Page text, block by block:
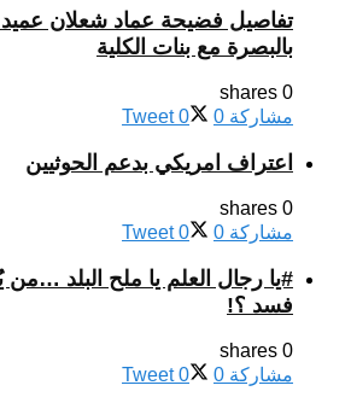
تفاصيل فضيحة عماد شعلان
بالبصرة مع بنات الكلية
0 shares
مشاركة 0
Tweet 0
اعتراف امريكي بدعم الحوثيين
0 shares
مشاركة 0
Tweet 0
#يا رجال العلم يا ملح البلد …من
فسد ؟!
0 shares
مشاركة 0
Tweet 0